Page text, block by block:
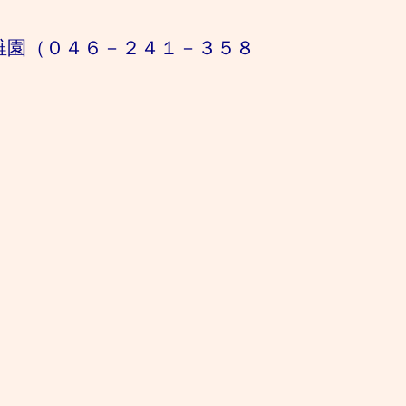
４１－３５８